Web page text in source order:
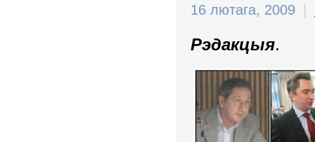
16 лютага, 2009
Рэдакцыя.